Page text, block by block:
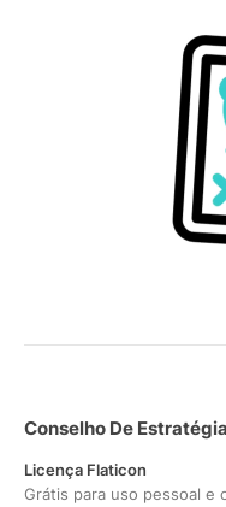
Conselho De
Licença Flaticon
Grátis para uso pessoal e